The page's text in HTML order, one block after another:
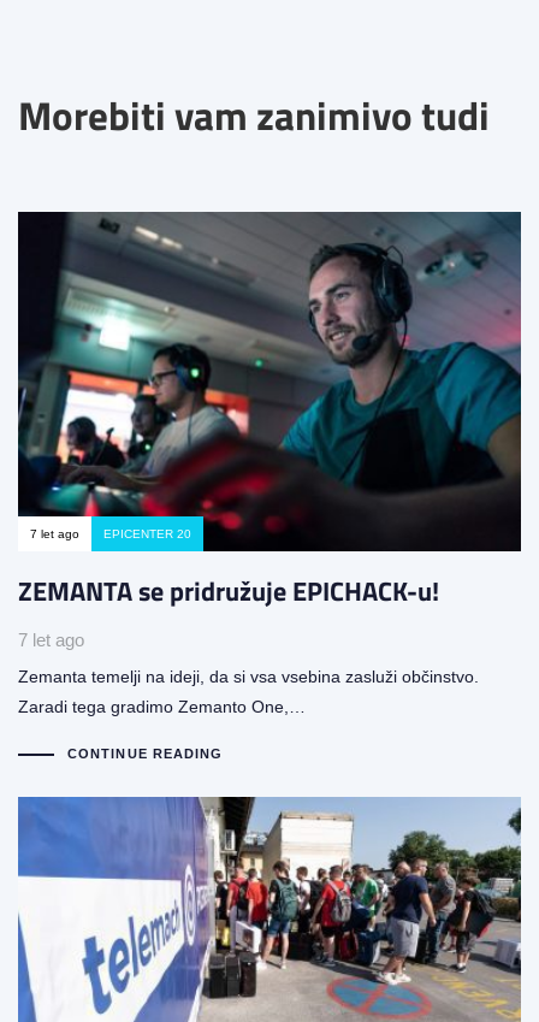
Morebiti vam zanimivo tudi
7 let ago EPICENTER 20
ZEMANTA se pridružuje EPICHACK-u!
7 let ago
Zemanta temelji na ideji, da si vsa vsebina zasluži občinstvo.
Zaradi tega gradimo Zemanto One,…
CONTINUE READING